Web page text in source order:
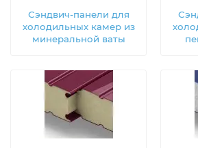
Сэндвич-панели для
холодильных камер из
минеральной ваты